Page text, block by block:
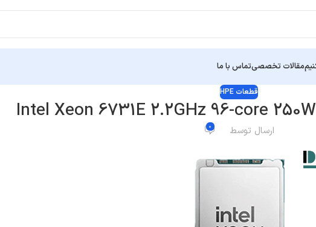
مقالات تخصصیتماس با ما
قطعات HPE
Intel Xeon 6731E 2.2GHz 96-core
ارسال توسط 0